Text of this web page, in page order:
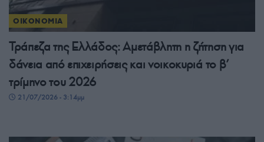
ΟΙΚΟΝΟΜΙΑ
Τράπεζα της Ελλάδος: Αμετάβλητη η ζήτηση για
δάνεια από επιχειρήσεις και νοικοκυριά το β’
τρίμηνο του 2026
21/07/2026 - 3:14μμ